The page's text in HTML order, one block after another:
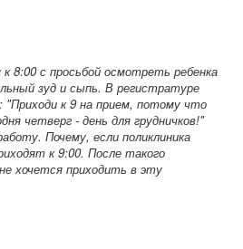
8:00 с просьбой осмотреть ребенка
зуд и сыпь. В регистратуре
к 9 на прием, потому что
четверг - день для грудничков!"
Почему, если поликлиника
к 9:00. После такого
хочется приходить в эту